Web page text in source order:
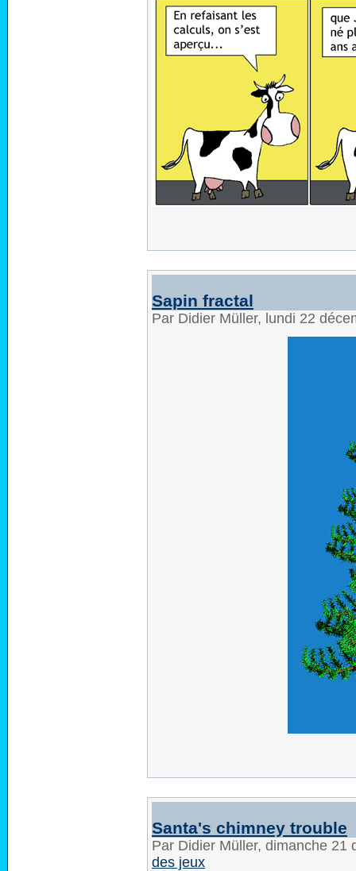
Sapin fractal
Par Didier Müller, lundi 22
Santa's chimney trouble
Par Didier Müller, dimanche
des jeux